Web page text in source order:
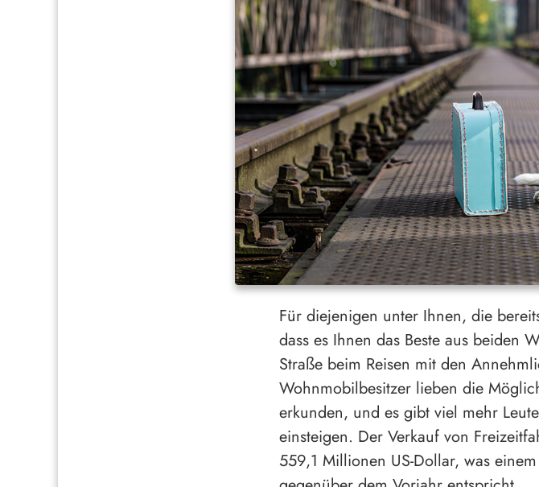
Für diejenigen unter Ihnen, die
dass es Ihnen das Beste aus beiden
Straße beim Reisen mit den
Wohnmobilbesitzer lieben die
erkunden, und es gibt viel mehr
einsteigen. Der Verkauf von
559,1 Millionen US-Dollar, was